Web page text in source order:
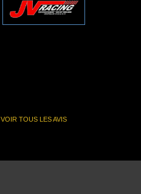
VOIR TOUS LES AVIS